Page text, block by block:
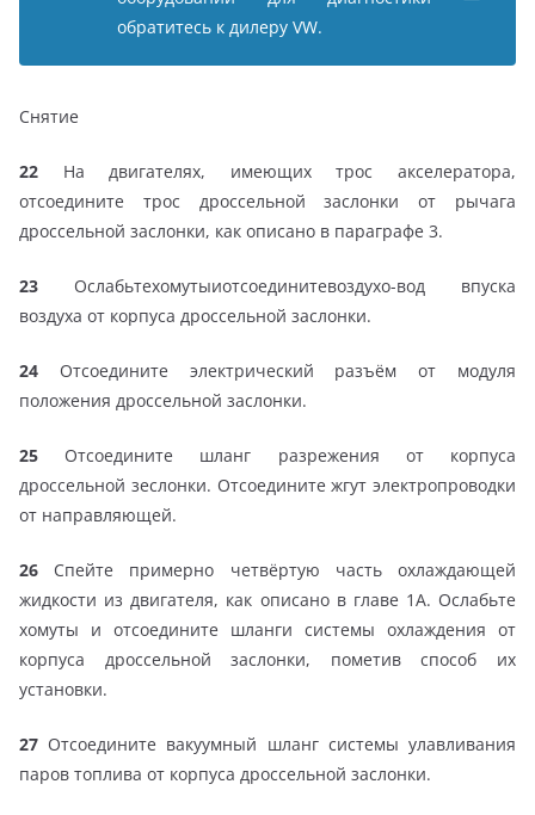
обратитесь к дилеру VW.
Снятие
22 На двигателях, имеющих трос акселератора,
отсоедините трос дроссельной заслонки от рычага
дроссельной заслонки, как описано в параграфе 3.
23 Ослабьтехомутыиотсоединитевоздухо-вод впуска
воздуха от корпуса дроссельной заслонки.
24 Отсоедините электрический разъём от модуля
положения дроссельной заслонки.
25 Отсоедините шланг разрежения от корпуса
дроссельной зеслонки. Отсоедините жгут электропроводки
от направляющей.
26 Спейте примерно четвёртую часть охлаждающей
жидкости из двигателя, как описано в главе 1А. Ослабьте
хомуты и отсоедините шланги системы охлаждения от
корпуса дроссельной заслонки, пометив способ их
установки.
27 Отсоедините вакуумный шланг системы улавливания
паров топлива от корпуса дроссельной заслонки.